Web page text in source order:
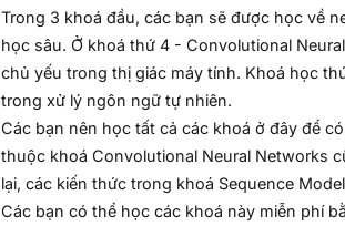
Trong 3 khoá đầu, các bạn sẽ được học về
học sâu. Ở khoá thứ 4 - Convolutional
chủ yếu trong thị giác máy tính. Khoá học
trong xử lý ngôn ngữ tự nhiên.
Các bạn nên học tất cả các khoá ở đây để
thuộc khoá Convolutional Neural Networks
lại, các kiến thức trong khoá Sequence
Các bạn có thể học các khoá này miễn phí